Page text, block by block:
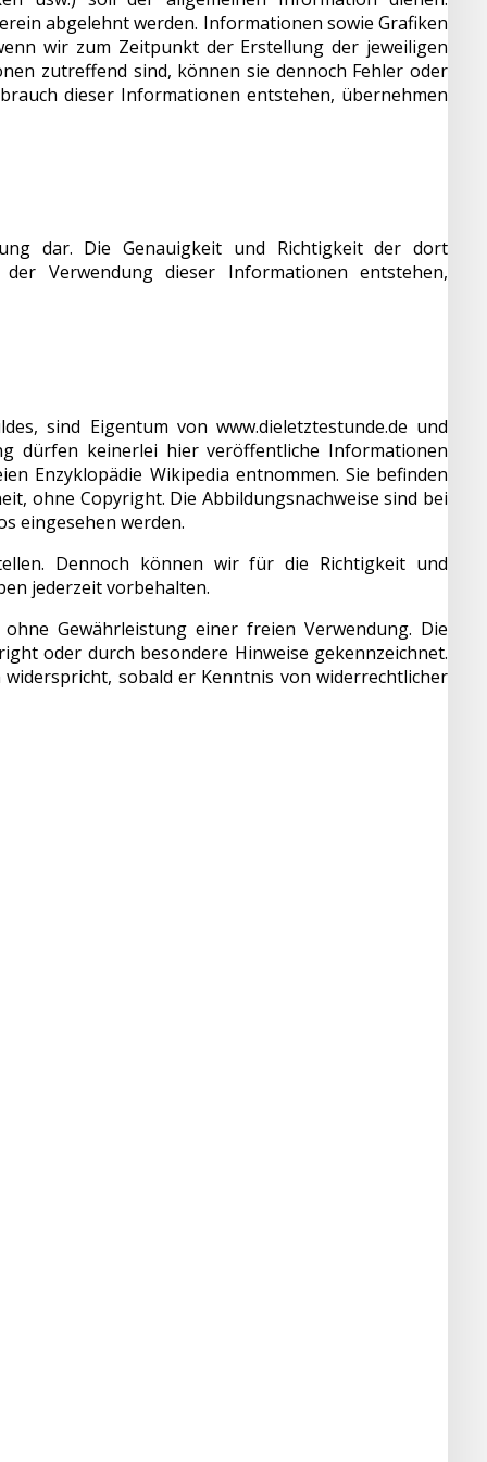
abgelehnt werden. Informationen sowie Grafiken
wir zum Zeitpunkt der Erstellung der jeweiligen
zutreffend sind, können sie dennoch Fehler oder
dieser Informationen entstehen, übernehmen
dar. Die Genauigkeit und Richtigkeit der dort
Verwendung dieser Informationen entstehen,
sind Eigentum von www.dieletztestunde.de und
dürfen keinerlei hier veröffentliche Informationen
Enzyklopädie Wikipedia entnommen. Sie befinden
ohne Copyright. Die Abbildungsnachweise sind bei
eingesehen werden.
Dennoch können wir für die Richtigkeit und
jederzeit vorbehalten.
Gewährleistung einer freien Verwendung. Die
oder durch besondere Hinweise gekennzeichnet.
sobald er Kenntnis von widerrechtlicher